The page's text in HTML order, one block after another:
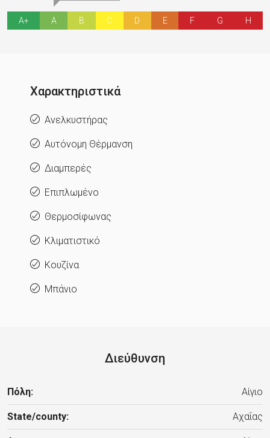
A+ A B C D E F G H
Χαρακτηριστικά
Ανελκυστήρας
Αυτόνομη Θέρμανση
Διαμπερές
Επιπλωμένο
Θερμοσίφωνας
Κλιματιστικό
Κουζίνα
Μπάνιο
Διεύθυνση
Πόλη: Αίγιο
State/county: Αχαΐας